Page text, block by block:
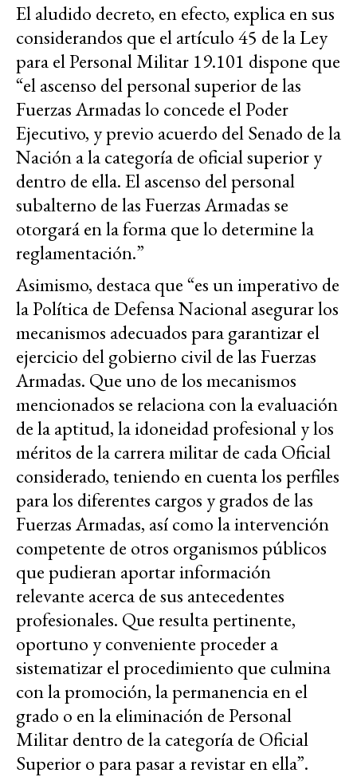
El aludido decreto, en efecto, explica en sus
considerandos que el artículo 45 de la Ley
para el Personal Militar 19.101 dispone que
“el ascenso del personal superior de las
Fuerzas Armadas lo concede el Poder
Ejecutivo, y previo acuerdo del Senado de la
Nación a la categoría de oficial superior y
dentro de ella. El ascenso del personal
subalterno de las Fuerzas Armadas se
otorgará en la forma que lo determine la
reglamentación.”
Asimismo, destaca que “es un imperativo de
la Política de Defensa Nacional asegurar los
mecanismos adecuados para garantizar el
ejercicio del gobierno civil de las Fuerzas
Armadas. Que uno de los mecanismos
mencionados se relaciona con la evaluación
de la aptitud, la idoneidad profesional y los
méritos de la carrera militar de cada Oficial
considerado, teniendo en cuenta los perfiles
para los diferentes cargos y grados de las
Fuerzas Armadas, así como la intervención
competente de otros organismos públicos
que pudieran aportar información
relevante acerca de sus antecedentes
profesionales. Que resulta pertinente,
oportuno y conveniente proceder a
sistematizar el procedimiento que culmina
con la promoción, la permanencia en el
grado o en la eliminación de Personal
Militar dentro de la categoría de Oficial
Superior o para pasar a revistar en ella”.